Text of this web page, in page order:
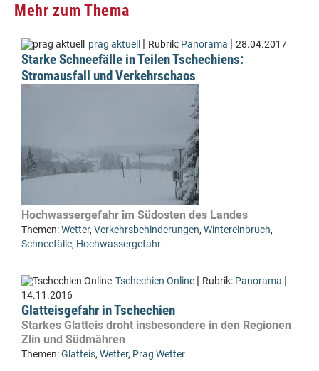
Mehr zum Thema
prag aktuell | Rubrik: Panorama | 28.04.2017
Starke Schneefälle in Teilen Tschechiens:
Stromausfall und Verkehrschaos
Hochwassergefahr im Südosten des Landes
Themen:Wetter, Verkehrsbehinderungen, Wintereinbruch,
Schneefälle, Hochwassergefahr
Tschechien Online | Rubrik: Panorama |
14.11.2016
Glatteisgefahr in Tschechien
Starkes Glatteis droht insbesondere in den Regionen
Zlín und Südmähren
Themen:Glatteis, Wetter, Prag Wetter